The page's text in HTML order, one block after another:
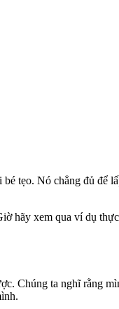
tẹo. Nó chẳng đủ để
hãy xem qua ví dụ
Chúng ta nghĩ rằng